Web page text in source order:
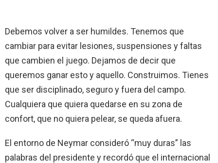
Debemos volver a ser humildes. Tenemos que
cambiar para evitar lesiones, suspensiones y faltas
que cambien el juego. Dejamos de decir que
queremos ganar esto y aquello. Construimos. Tienes
que ser disciplinado, seguro y fuera del campo.
Cualquiera que quiera quedarse en su zona de
confort, que no quiera pelear, se queda afuera.
El entorno de Neymar consideró “muy duras” las
palabras del presidente y recordó que el internacional